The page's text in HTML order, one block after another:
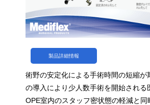
製品詳細情報
術野の安定化による手術時間の短縮が
の導入により少人数手術を開始される
OPE室内のスタッフ密状態の軽減と同